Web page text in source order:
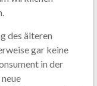
des älteren
gar keine
in der